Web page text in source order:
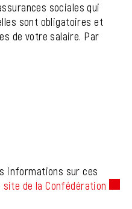
sociales qui
sont obligatoires et
de votre salaire. Par
informations sur ces
site de la Confédération